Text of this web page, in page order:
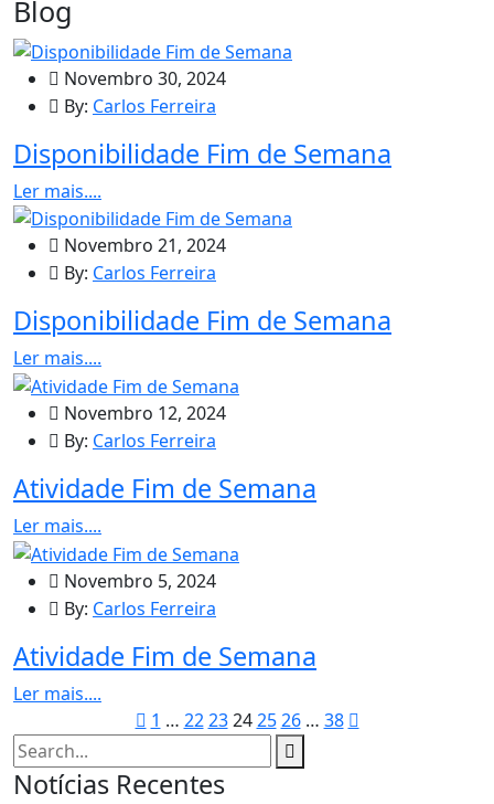
Blog
Novembro 30, 2024
By: Carlos Ferreira
Disponibilidade Fim de Semana
Ler mais....
Novembro 21, 2024
By: Carlos Ferreira
Disponibilidade Fim de Semana
Ler mais....
Novembro 12, 2024
By: Carlos Ferreira
Atividade Fim de Semana
Ler mais....
Novembro 5, 2024
By: Carlos Ferreira
Atividade Fim de Semana
Ler mais....
1 … 22 23 24 25 26 … 38
Notícias Recentes